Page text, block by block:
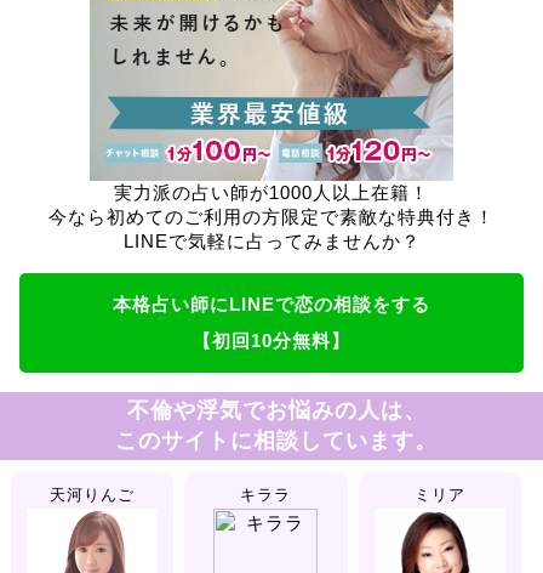
実力派の占い師が1000人以上在籍！
今なら初めてのご利用の方限定で素敵な特典付き！
LINEで気軽に占ってみませんか？
本格占い師にLINEで恋の相談をする
【初回10分無料】
不倫や浮気でお悩みの人は、
このサイトに相談しています。
天河りんご キララ ミリア